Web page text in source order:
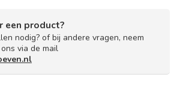
een product?
nodig? of bij andere vragen, neem
via de mail